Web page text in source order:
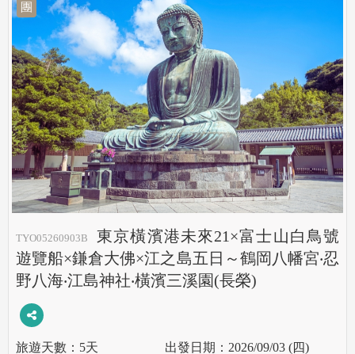
團
TYO05260903B
東京橫濱港未來21×富士山白鳥號
遊覽船×鎌倉大佛×江之島五日～鶴岡八幡宮‧忍
野八海‧江島神社‧橫濱三溪園(長榮)
5天 2026/09/03 (四)